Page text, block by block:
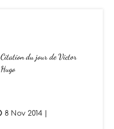
Citation du jour de Victor
Hugo
8 Nov 2014